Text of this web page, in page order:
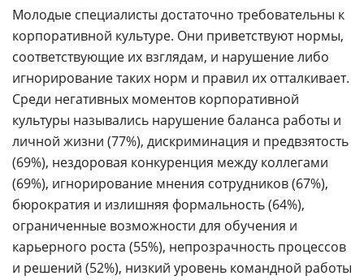
Молодые специалисты достаточно требовательны к
корпоративной культуре. Они приветствуют нормы,
соответствующие их взглядам, и нарушение либо
игнорирование таких норм и правил их отталкивает.
Среди негативных моментов корпоративной
культуры назывались нарушение баланса работы и
личной жизни (77%), дискриминация и предвзятость
(69%), нездоровая конкуренция между коллегами
(69%), игнорирование мнения сотрудников (67%),
бюрократия и излишняя формальность (64%),
ограниченные возможности для обучения и
карьерного роста (55%), непрозрачность процессов
и решений (52%), низкий уровень командной работы